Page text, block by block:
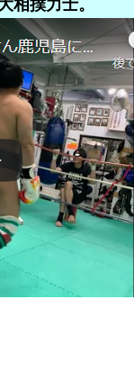
大相撲力士